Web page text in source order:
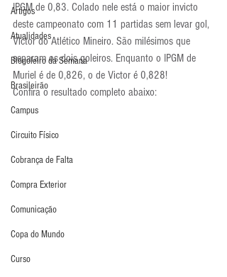
Artigos
Atualidades
Blogoleiro da Semana
Brasileirão
Campus
Circuito Físico
Cobrança de Falta
Compra Exterior
Comunicação
Copa do Mundo
Curso
IPGM de 0,83. Colado nele está o maior invicto
deste campeonato com 11 partidas sem levar gol,
Victor do Atlético Mineiro. São milésimos que
separam os dois goleiros. Enquanto o IPGM de
Muriel é de 0,826, o de Victor é 0,828!
Confira o resultado completo abaixo: